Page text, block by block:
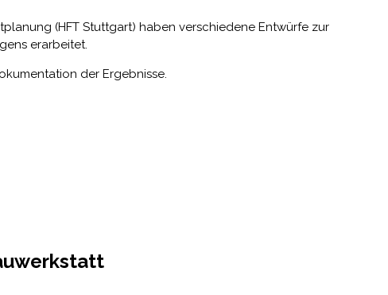
(HFT Stuttgart) haben verschiedene Entwürfe zur
erarbeitet.
der Ergebnisse.